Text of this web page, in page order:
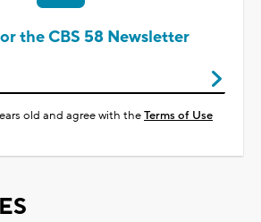
the CBS 58 Newsletter
old and agree with theTerms of Use